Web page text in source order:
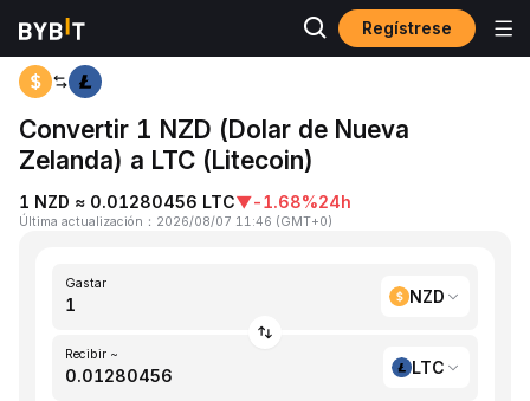
Regístrese
Inicio NZD to LTC
Convertir 1 NZD (Dolar de Nueva
Zelanda) a LTC (Litecoin)
1 NZD ≈ 0.01280456 LTC▼-1.68%24h
Última actualización ： 2026/08/07 11:46 (GMT+0)
Gastar
NZD
Recibir ~
LTC